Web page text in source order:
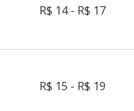
R$ 14 - R$ 17
R$ 15 - R$ 19